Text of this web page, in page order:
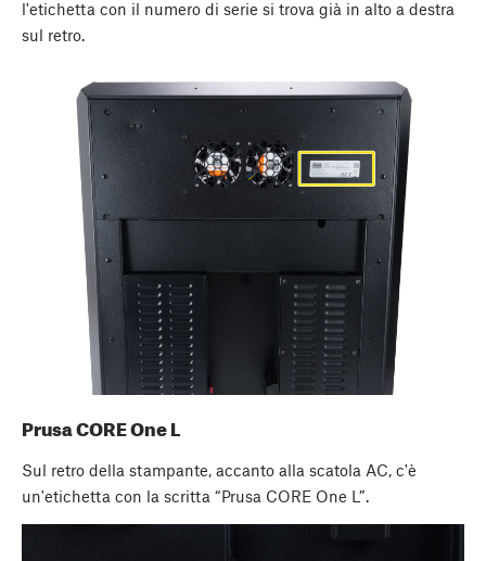
l'etichetta con il numero di serie si trova già in alto a destra
sul retro.
Prusa CORE One L
Sul retro della stampante, accanto alla scatola AC, c'è
un'etichetta con la scritta “Prusa CORE One L”.